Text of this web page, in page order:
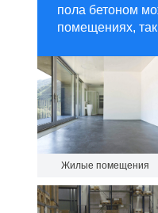
пола бетоном
помещениях,
Жилые помещения